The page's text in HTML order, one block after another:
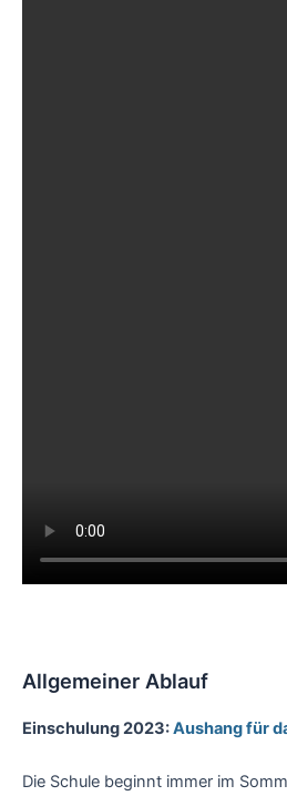
Allgemeiner Ablauf
Einschulung 2023:Aushang für
Die Schule beginnt immer im